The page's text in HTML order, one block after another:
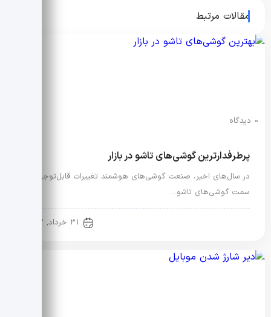
مقالات مرتبط
0 دیدگاه
پرطرفدارترین گوشی‌های تاشو در بازار
در سال‌های اخیر، صنعت گوشی‌های هوشمند تغییرات قابل‌توجهی به
سمت گوشی‌های تاشو…
31 خرداد, 1402